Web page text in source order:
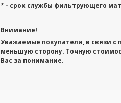
* - срок службы фильтрующего
Внимание!
Уважаемые покупатели, в связи с
меньшую сторону. Точную
Вас за понимание.